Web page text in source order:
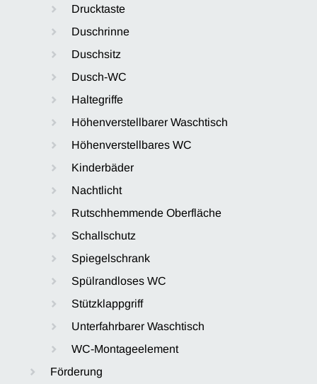
Drucktaste
Duschrinne
Duschsitz
Dusch-WC
Haltegriffe
Höhenverstellbarer Waschtisch
Höhenverstellbares WC
Kinderbäder
Nachtlicht
Rutschhemmende Oberfläche
Schallschutz
Spiegelschrank
Spülrandloses WC
Stützklappgriff
Unterfahrbarer Waschtisch
WC-Montageelement
Förderung